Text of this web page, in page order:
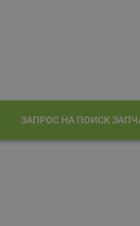
ЗАПРОС НА ПОИСК